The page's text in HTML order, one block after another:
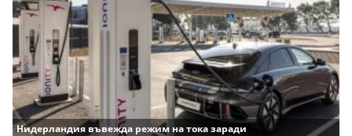
Нидерландия въвежда режим на тока заради